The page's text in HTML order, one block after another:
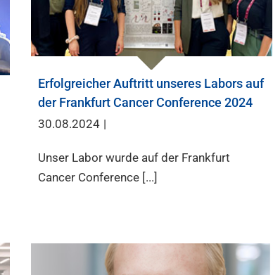
Erfolgreicher Auftritt unseres Labors auf
der Frankfurt Cancer Conference 2024
30.08.2024 |
Unser Labor wurde auf der Frankfurt
Cancer Conference [...]